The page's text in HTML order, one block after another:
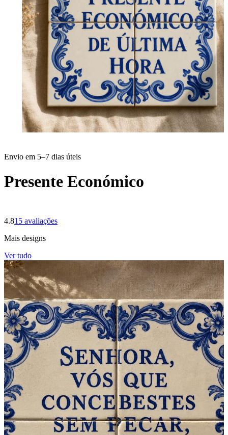
Envio em 5–7 dias úteis
Presente Económico
4.815 avaliações
Mais designs
Ver tudo